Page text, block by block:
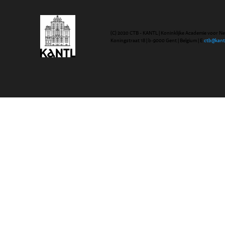
(C) 2020 CTB - KANTL | Koninklijke Academie voor
Koningstraat 18 | b-9000 Gent | Belgium | E